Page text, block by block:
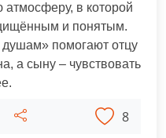
атмосферу, в которой
и понятым.
помогают отцу
а сыну – чувствовать
8